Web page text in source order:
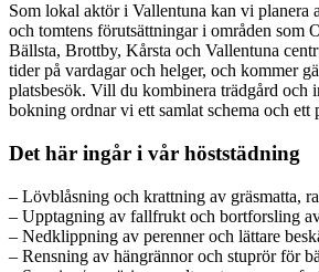
Som lokal aktör i Vallentuna kan vi planera
och tomtens förutsättningar i områden som
Bällsta, Brottby, Kårsta och Vallentuna
tider på vardagar och helger, och kommer
platsbesök. Vill du kombinera trädgård och
bokning ordnar vi ett samlat schema och ett
Det här ingår i vår höststädning
– Lövblåsning och krattning av gräsmatta,
– Upptagning av fallfrukt och bortforsling
– Nedklippning av perenner och lättare
– Rensning av hängrännor och stuprör för